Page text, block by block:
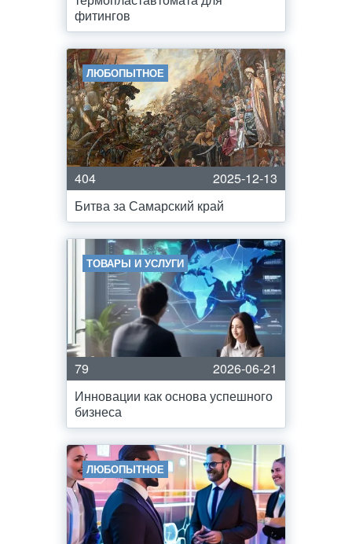
фитингов
ЛЮБОПЫТНОЕ
404
2025-12-13
Битва за Самарский край
ТОВАРЫ И УСЛУГИ
79
2026-06-21
Инновации как основа успешного
бизнеса
ЛЮБОПЫТНОЕ